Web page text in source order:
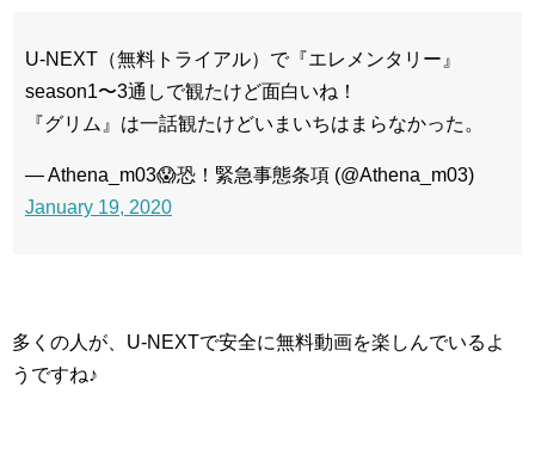
U-NEXT（無料トライアル）で『エレメンタリー』
season1〜3通しで観たけど面白いね！
『グリム』は一話観たけどいまいちはまらなかった。
— Athena_m03😱恐！緊急事態条項 (@Athena_m03)
January 19, 2020
多くの人が、U-NEXTで安全に無料動画を楽しんでいるよ
うですね♪